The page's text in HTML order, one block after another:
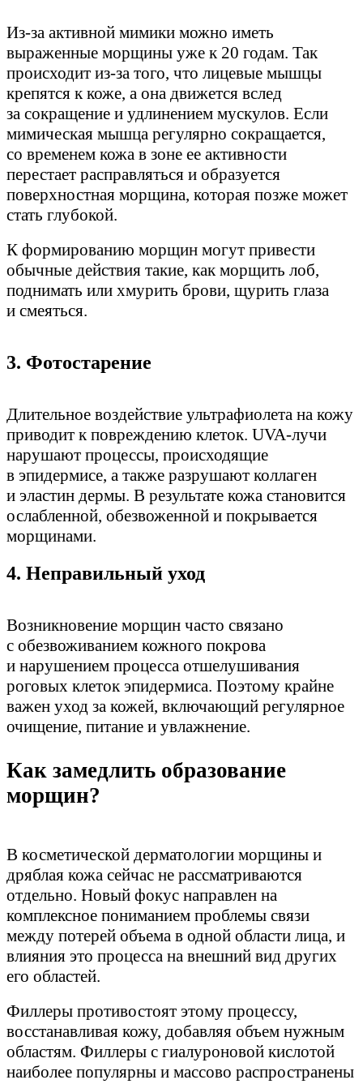
Из-за активной мимики можно иметь
выраженные морщины уже к 20 годам. Так
происходит из-за того, что лицевые мышцы
крепятся к коже, а она движется вслед
за сокращение и удлинением мускулов. Если
мимическая мышца регулярно сокращается,
со временем кожа в зоне ее активности
перестает расправляться и образуется
поверхностная морщина, которая позже может
стать глубокой.
К формированию морщин могут привести
обычные действия такие, как морщить лоб,
поднимать или хмурить брови, щурить глаза
и смеяться.
3. Фотостарение
Длительное воздействие ультрафиолета на кожу
приводит к повреждению клеток. UVA-лучи
нарушают процессы, происходящие
в эпидермисе, а также разрушают коллаген
и эластин дермы. В результате кожа становится
ослабленной, обезвоженной и покрывается
морщинами.
4. Неправильный уход
Возникновение морщин часто связано
с обезвоживанием кожного покрова
и нарушением процесса отшелушивания
роговых клеток эпидермиса. Поэтому крайне
важен уход за кожей, включающий регулярное
очищение, питание и увлажнение.
Как замедлить образование
морщин?
В косметической дерматологии морщины и
дряблая кожа сейчас не рассматриваются
отдельно. Новый фокус направлен на
комплексное пониманием проблемы связи
между потерей объема в одной области лица, и
влияния это процесса на внешний вид других
его областей.
Филлеры противостоят этому процессу,
восстанавливая кожу, добавляя объем нужным
областям. Филлеры с гиалуроновой кислотой
наиболее популярны и массово распространены